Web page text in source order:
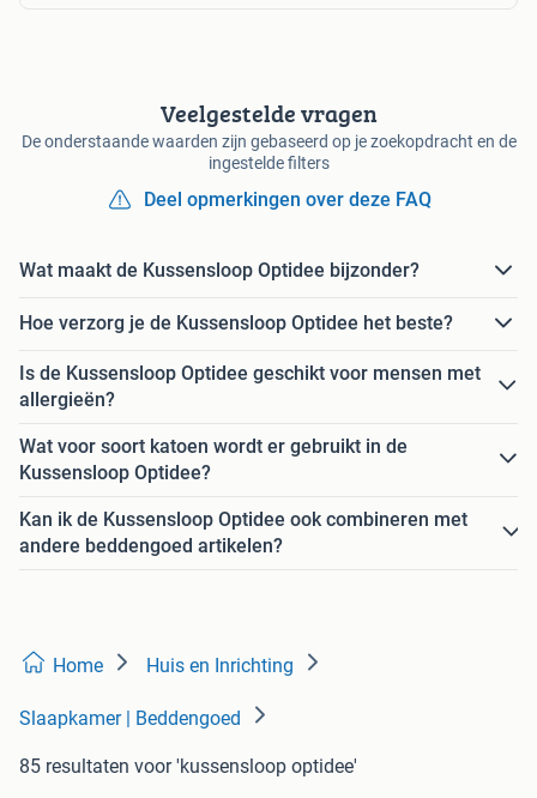
Veelgestelde vragen
De onderstaande waarden zijn gebaseerd op je zoekopdracht en de
ingestelde filters
Deel opmerkingen over deze FAQ
Wat maakt de Kussensloop Optidee bijzonder?
Hoe verzorg je de Kussensloop Optidee het beste?
Is de Kussensloop Optidee geschikt voor mensen met
allergieën?
Wat voor soort katoen wordt er gebruikt in de
Kussensloop Optidee?
Kan ik de Kussensloop Optidee ook combineren met
andere beddengoed artikelen?
Home Huis en Inrichting
Slaapkamer | Beddengoed
85 resultaten voor 'kussensloop optidee'